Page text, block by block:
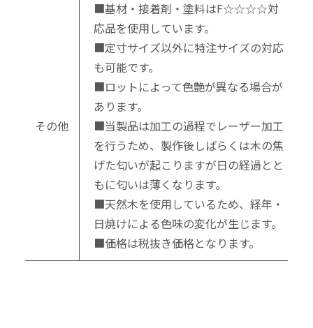
その他
■基材・接着剤・塗料はF☆☆☆☆対
応品を使用しています。
■定寸サイズ以外に特注サイズの対応
も可能です。
■ロットによって色艶が異なる場合が
あります。
■当製品は加工の過程でレーザー加工
を行うため、製作後しばらくは木の焦
げた匂いが起こりますが日の経過とと
もに匂いは薄くなります。
■天然木を使用しているため、経年・
日焼けによる色味の変化が生じます。
■価格は税抜き価格となります。